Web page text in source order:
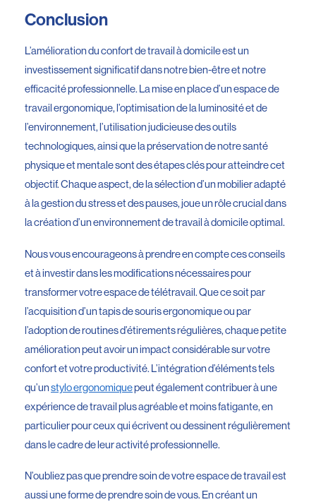
Conclusion
L’amélioration du confort de travail à domicile est un
investissement significatif dans notre bien-être et notre
efficacité professionnelle. La mise en place d’un espace de
travail ergonomique, l’optimisation de la luminosité et de
l’environnement, l’utilisation judicieuse des outils
technologiques, ainsi que la préservation de notre santé
physique et mentale sont des étapes clés pour atteindre cet
objectif. Chaque aspect, de la sélection d’un mobilier adapté
à la gestion du stress et des pauses, joue un rôle crucial dans
la création d’un environnement de travail à domicile optimal.
Nous vous encourageons à prendre en compte ces conseils
et à investir dans les modifications nécessaires pour
transformer votre espace de télétravail. Que ce soit par
l’acquisition d’un tapis de souris ergonomique ou par
l’adoption de routines d’étirements régulières, chaque petite
amélioration peut avoir un impact considérable sur votre
confort et votre productivité. L’intégration d’éléments tels
qu’unstylo ergonomiquepeut également contribuer à une
expérience de travail plus agréable et moins fatigante, en
particulier pour ceux qui écrivent ou dessinent régulièrement
dans le cadre de leur activité professionnelle.
N’oubliez pas que prendre soin de votre espace de travail est
aussi une forme de prendre soin de vous. En créant un